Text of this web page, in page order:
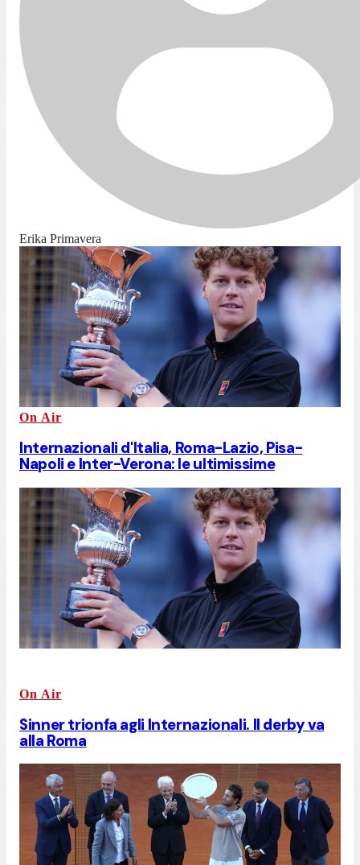
Erika Primavera
On Air
Internazionali d'Italia, Roma-Lazio, Pisa-
Napoli e Inter-Verona: le ultimissime
On Air
Sinner trionfa agli Internazionali. Il derby va
alla Roma